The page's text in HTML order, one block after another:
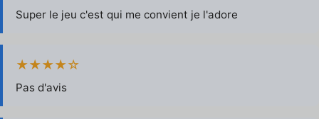
Super le jeu c'est qui me convient je l'adore
★★★★☆
Pas d'avis